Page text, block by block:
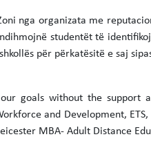
nga organizata me
studentët të
për përkatësitë e saj
goals without the support
and Development,
MBA- Adult Distance